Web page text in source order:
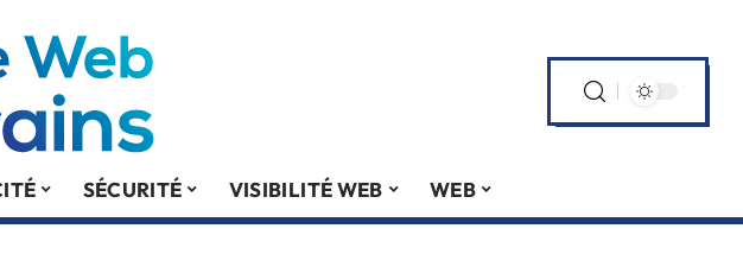
SÉCURITÉ VISIBILITÉ WEB WEB